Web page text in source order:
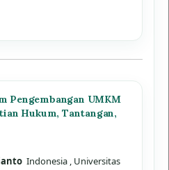
Pengembangan UMKM
Hukum, Tantangan,
Indonesia , Universitas